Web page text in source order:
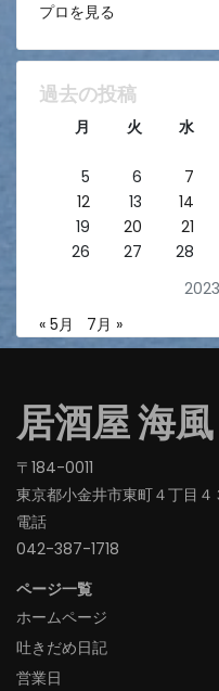
プロを見る
過去の投稿
月 火 水
5
6 7
12
13 14
19
20 21
26
27 28
« 5月 7月 »
居酒屋 海風
〒184-0011
東京都小金井市東町４丁目４
電話
042-387-1718‬
ページ一覧
ホームページ
吐きだめ日記
営業日